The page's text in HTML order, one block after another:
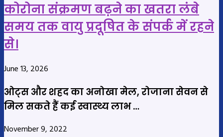
कोरोना संक्रमण बढ़ने का खतरा लंबे
समय तक वायु प्रदूषित के संपर्क में रहने
से।
June 13, 2026
ओट्स और शहद का अनोखा मेल, रोजाना सेवन से
मिल सकते हैं कई स्वास्थ्य लाभ …
November 9, 2022